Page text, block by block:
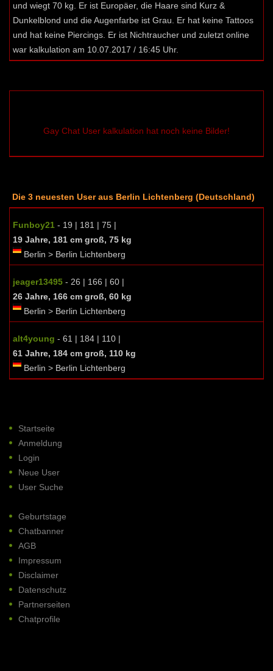
und wiegt 70 kg. Er ist Europäer, die Haare sind Kurz &
Dunkelblond und die Augenfarbe ist Grau. Er hat keine Tattoos
und hat keine Piercings. Er ist Nichtraucher und zuletzt online
war kalkulation am 10.07.2017 / 16:45 Uhr.
Gay Chat User kalkulation hat noch keine Bilder!
Die 3 neuesten User aus Berlin Lichtenberg (Deutschland)
Funboy21 - 19 | 181 | 75 |
19 Jahre, 181 cm groß, 75 kg
Berlin > Berlin Lichtenberg
jeager13495 - 26 | 166 | 60 |
26 Jahre, 166 cm groß, 60 kg
Berlin > Berlin Lichtenberg
alt4young - 61 | 184 | 110 |
61 Jahre, 184 cm groß, 110 kg
Berlin > Berlin Lichtenberg
Startseite
Anmeldung
Login
Neue User
User Suche
Geburtstage
Chatbanner
AGB
Impressum
Disclaimer
Datenschutz
Partnerseiten
Chatprofile